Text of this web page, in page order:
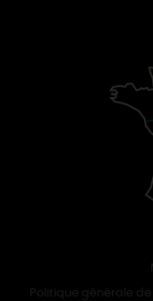
Politique générale